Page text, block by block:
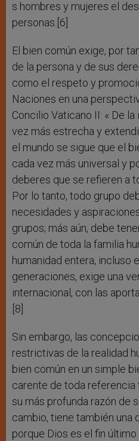
s hombres y mujeres el
personas.[6]
El bien común exige, por
de la persona y de sus
como el respeto y
Naciones en una
Concilio Vaticano II: « De
vez más estrecha y
el mundo se sigue que el
cada vez más universal y
deberes que se refieren a
Por lo tanto, todo grupo
necesidades y
grupos; más aún, debe
común de toda la familia
humanidad entera, incluso
generaciones, exige una
internacional, con las
[8]
Sin embargo, las
restrictivas de la realidad
bien común en un simple
carente de toda
su más profunda razón de
cambio, tiene también una
porque Dios es el fin último